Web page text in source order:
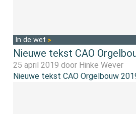
In de wet
Nieuwe tekst CAO
25 april 2019 door Hinke Wever
Nieuwe tekst CAO Orgelbouw